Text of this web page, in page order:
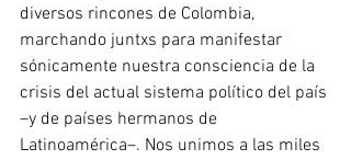
diversos rincones de Colombia,
marchando juntxs para manifestar
sónicamente nuestra consciencia de la
crisis del actual sistema político del país
–y de países hermanos de
Latinoamérica–. Nos unimos a las miles